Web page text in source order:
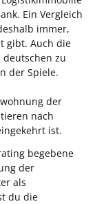
Ein Vergleich
immer,
gibt. Auch die
deutschen zu
der Spiele.
der
nach
ist.
begebene
der
als
du die